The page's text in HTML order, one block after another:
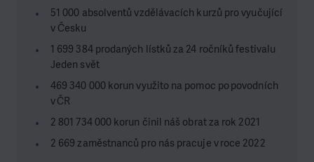
51 000 absolventů vzdělávacích kurzů pro vyučující
v Česku
1 699 384 prodaných lístků za 24 ročníků festivalu
Jeden svět
469 340 000 korun využito na pomoc po povodních
v ČR
2 801 734 000 korun činil náš obrat za rok 2021
2 669 zaměstnanců pro nás pracuje v roce 2022